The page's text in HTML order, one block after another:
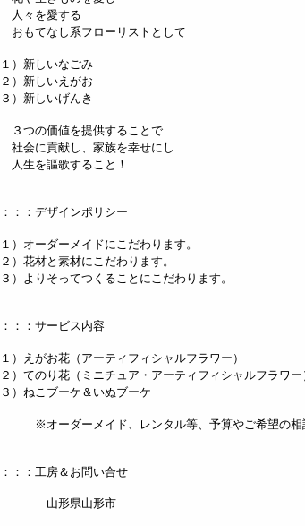
人々を愛する
おもてなし系フローリストとして
１）新しいなごみ
２）新しいえがお
３）新しいげんき
３つの価値を提供することで
社会に貢献し、家族を幸せにし
人生を謳歌すること！
：：：デザインポリシー
１）オーダーメイドにこだわります。
２）花材と素材にこだわります。
３）よりそってつくることにこだわります。
：：：サービス内容
１）えがお花（アーティフィシャルフラワー）
２）てのり花（ミニチュア・アーティフィシャルフラワー
３）ねこブーケ＆いぬブーケ
※オーダーメイド、レンタル等、予算やご希望の相
：：：工房＆お問い合せ
山形県山形市